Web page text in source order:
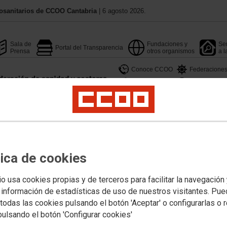
de cookies
usa cookies propias y de terceros para facilitar la navegación
de estadísticas de uso de nuestros visitantes.
las cookies pulsando el botón 'Aceptar' o configurarlas o
el botón 'Configurar cookies'
de CCOO Cantabria | 6 agosto 2026.
Sala de
Prensa
Portal del Transparencia
Fundaciones y
otros organismos
a
Conoce CCOO Federaciones
Jóvenes Mujeres LGTBIQAMás
Comisiones Obreras de Aragón
Comisiones
Comisiones Obreras de Canarias
Comisiones
Comisiones Obreras de Castilla-La Mancha
Comissió
Comisiones